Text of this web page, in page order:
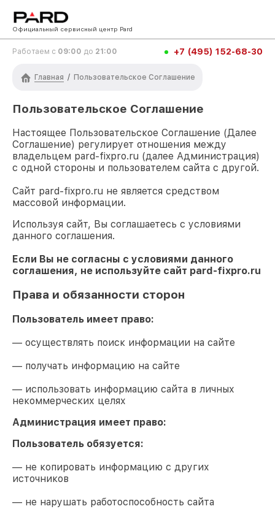
Официальный сервисный центр Pard
Работаем с 09:00 до 21:00 +7 (495) 152-68-30
Главная / Пользовательское Соглашение
Пользовательское Соглашение
Настоящее Пользовательское Соглашение (Далее
Соглашение) регулирует отношения между
владельцем pard-fixpro.ru (далее Администрация)
с одной стороны и пользователем сайта с другой.
Сайт pard-fixpro.ru не является средством
массовой информации.
Используя сайт, Вы соглашаетесь с условиями
данного соглашения.
Если Вы не согласны с условиями данного
соглашения, не используйте сайт pard-fixpro.ru
Права и обязанности сторон
Пользователь имеет право:
— осуществлять поиск информации на сайте
— получать информацию на сайте
— использовать информацию сайта в личных
некоммерческих целях
Администрация имеет право:
Пользователь обязуется:
— не копировать информацию с других
источников
— не нарушать работоспособность сайта